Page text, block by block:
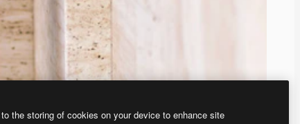
the storing of cookies on your device to enhance site